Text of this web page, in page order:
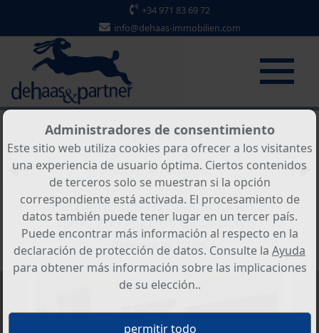
+34 971 83 69 72
info@dehaas-immobilien.com
Objeto 26 de 29
Volver al resumen
Pequeño piso de vacaciones a
sólo 250 metros de la playa
Referencia: 12006
Administradores de consentimiento
Este sitio web utiliza cookies para ofrecer a los visitantes
una experiencia de usuario óptima. Ciertos contenidos
de terceros solo se muestran si la opción
correspondiente está activada. El procesamiento de
datos también puede tener lugar en un tercer país.
Puede encontrar más información al respecto en la
declaración de protección de datos. Consulte la Ayuda
para obtener más información sobre las implicaciones
de su elección..